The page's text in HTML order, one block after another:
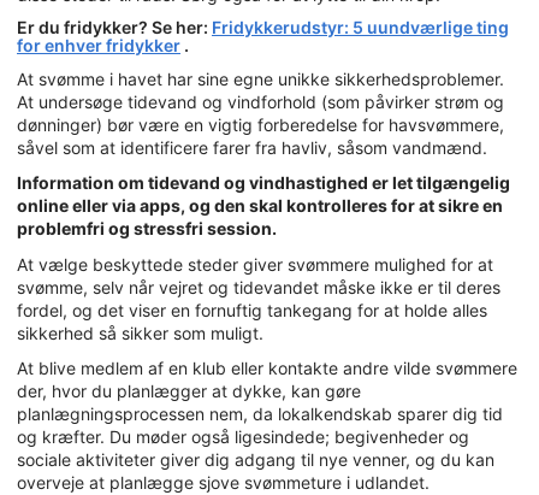
Er du fridykker? Se her: Fridykkerudstyr: 5 uundværlige ting
for enhver fridykker .
At svømme i havet har sine egne unikke sikkerhedsproblemer.
At undersøge tidevand og vindforhold (som påvirker strøm og
dønninger) bør være en vigtig forberedelse for havsvømmere,
såvel som at identificere farer fra havliv, såsom vandmænd.
Information om tidevand og vindhastighed er let tilgængelig
online eller via apps, og den skal kontrolleres for at sikre en
problemfri og stressfri session.
At vælge beskyttede steder giver svømmere mulighed for at
svømme, selv når vejret og tidevandet måske ikke er til deres
fordel, og det viser en fornuftig tankegang for at holde alles
sikkerhed så sikker som muligt.
At blive medlem af en klub eller kontakte andre vilde svømmere
der, hvor du planlægger at dykke, kan gøre
planlægningsprocessen nem, da lokalkendskab sparer dig tid
og kræfter. Du møder også ligesindede; begivenheder og
sociale aktiviteter giver dig adgang til nye venner, og du kan
overveje at planlægge sjove svømmeture i udlandet.